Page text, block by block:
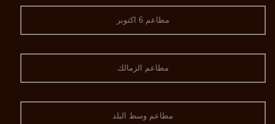
مطاعم 6 اكتوبر
مطاعم الزمالك
مطاعم وسط البلد